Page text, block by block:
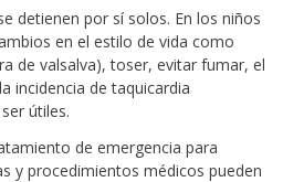
detienen por sí solos. En los niños
en el estilo de vida como
de valsalva), toser, evitar fumar, el
incidencia de taquicardia
útiles.
de emergencia para
y procedimientos médicos pueden